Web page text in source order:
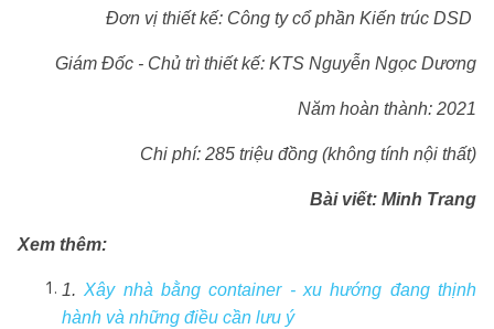
Đơn vị thiết kế: Công ty cổ phần Kiến trúc DSD
Giám Đốc - Chủ trì thiết kế: KTS Nguyễn Ngọc Dương
Năm hoàn thành: 2021
Chi phí: 285 triệu đồng (không tính nội thất)
Bài viết: Minh Trang
Xem thêm:
1.Xây nhà bằng container - xu hướng đang thịnh
hành và những điều cần lưu ý